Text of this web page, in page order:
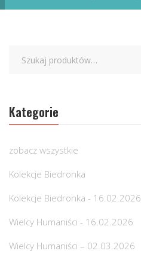
Kategorie
zobacz wszystkie
Kolekcje Biedronka
Kolekcje Biedronka - 16.02.2026
Wielcy Humaniści - 16.02.2026
Wielcy Humaniści – 02.03.2026